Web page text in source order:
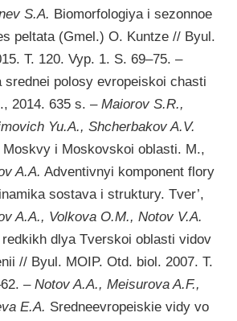
S.A. Biomorfologiya i sezonnoe
peltata (Gmel.) O. Kuntze // Byul.
T. 120. Vyp. 1. S. 69–75. –
srednei polosy evropeiskoi chasti
2014. 635 s. –Maiorov S.R.,
Yu.A., Shcherbakov A.V.
i Moskovskoi oblasti. M.,
A.A. Adventivnyi komponent flory
sostava i struktury. Tver’,
A.A., Volkova O.M., Notov V.A.
dlya Tverskoi oblasti vidov
// Byul. MOIP. Otd. biol. 2007. T.
–Notov A.A., Meisurova A.F.,
E.A. Sredneevropeiskie vidy vo